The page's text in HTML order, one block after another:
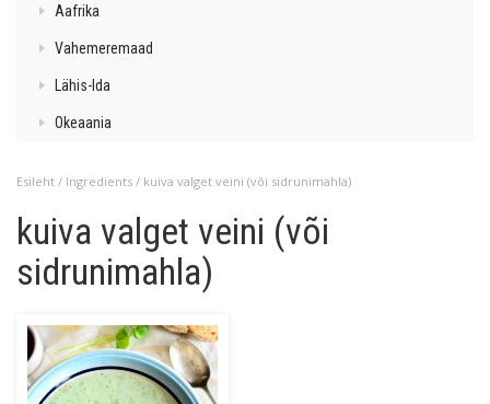
Aafrika
Vahemeremaad
Lähis-Ida
Okeaania
Esileht / Ingredients / kuiva valget veini (või sidrunimahla)
kuiva valget veini (või
sidrunimahla)